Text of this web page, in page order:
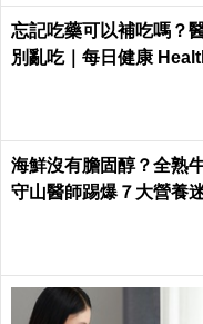
忘記吃藥可以補吃嗎？
別亂吃｜每日健康
海鮮沒有膽固醇？全熟
守山醫師踢爆７大營養